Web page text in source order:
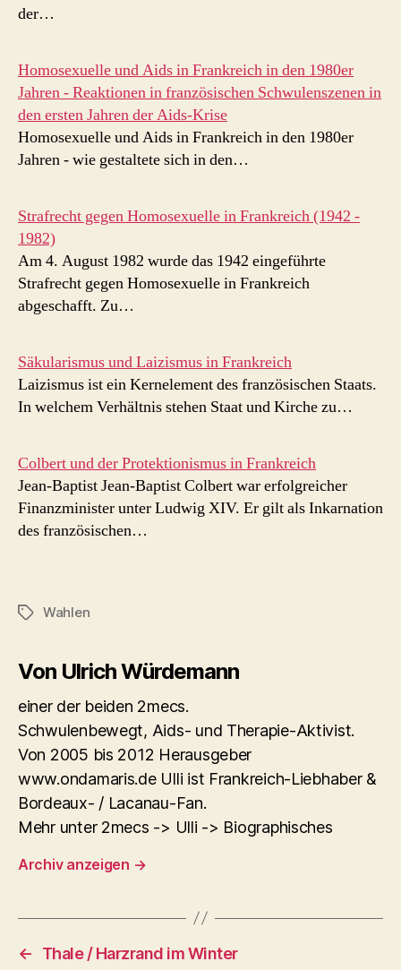
der…
Homosexuelle und Aids in Frankreich in den 1980er
Jahren - Reaktionen in französischen Schwulenszenen in
den ersten Jahren der Aids-Krise
Homosexuelle und Aids in Frankreich in den 1980er
Jahren - wie gestaltete sich in den…
Strafrecht gegen Homosexuelle in Frankreich (1942 -
1982)
Am 4. August 1982 wurde das 1942 eingeführte
Strafrecht gegen Homosexuelle in Frankreich
abgeschafft. Zu…
Säkularismus und Laizismus in Frankreich
Laizismus ist ein Kernelement des französischen Staats.
In welchem Verhältnis stehen Staat und Kirche zu…
Colbert und der Protektionismus in Frankreich
Jean-Baptist Jean-Baptist Colbert war erfolgreicher
Finanzminister unter Ludwig XIV. Er gilt als Inkarnation
des französischen…
Schlagwörter
Wahlen
Von Ulrich Würdemann
einer der beiden 2mecs.
Schwulenbewegt, Aids- und Therapie-Aktivist.
Von 2005 bis 2012 Herausgeber
www.ondamaris.de Ulli ist Frankreich-Liebhaber &
Bordeaux- / Lacanau-Fan.
Mehr unter 2mecs -> Ulli -> Biographisches
Archiv anzeigen →
←
Thale / Harzrand im Winter